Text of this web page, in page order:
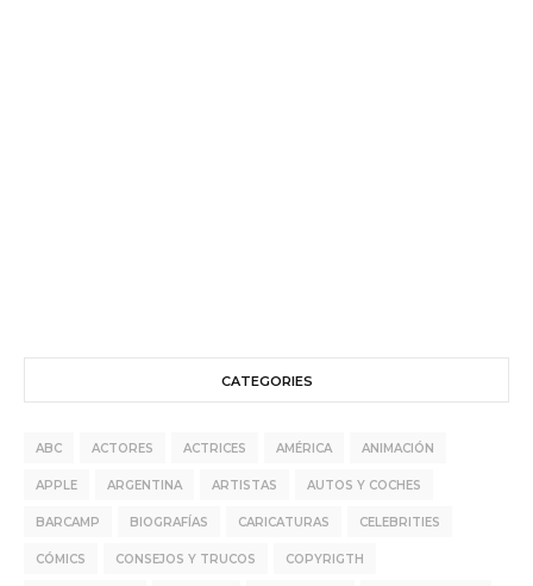
CATEGORIES
ABC ACTORES ACTRICES AMÉRICA ANIMACIÓN
APPLE ARGENTINA ARTISTAS AUTOS Y COCHES
BARCAMP BIOGRAFÍAS CARICATURAS CELEBRITIES
CÓMICS CONSEJOS Y TRUCOS COPYRIGTH